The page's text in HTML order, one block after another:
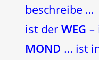
beschreibe …
ist der WEG –
MOND … ist